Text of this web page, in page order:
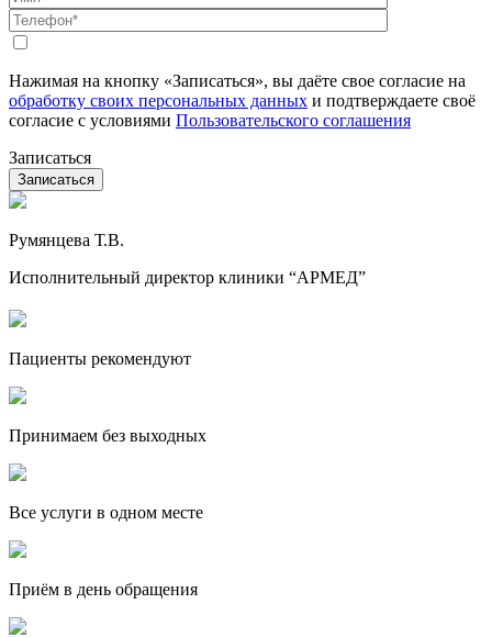
Нажимая на кнопку «Записаться», вы даёте свое согласие на
обработку своих персональных данных и подтверждаете своё
согласие с условиями Пользовательского соглашения
Записаться
Румянцева Т.В.
Исполнительный директор клиники “АРМЕД”
Пациенты рекомендуют
Принимаем без выходных
Все услуги в одном месте
Приём в день обращения